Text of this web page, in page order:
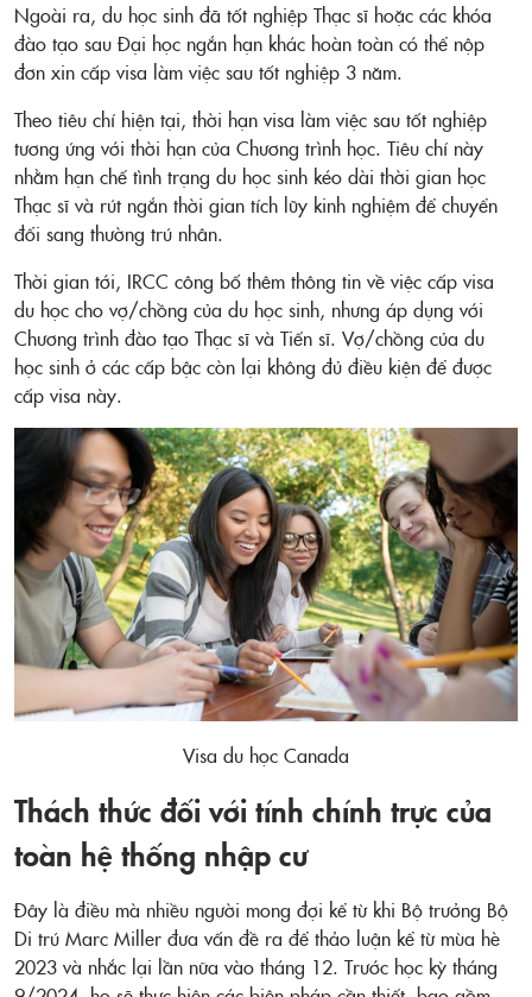
Ngoài ra, du học sinh đã tốt nghiệp Thạc sĩ hoặc các khóa
đào tạo sau Đại học ngắn hạn khác hoàn toàn có thể nộp
đơn xin cấp visa làm việc sau tốt nghiệp 3 năm.
Theo tiêu chí hiện tại, thời hạn visa làm việc sau tốt nghiệp
tương ứng với thời hạn của Chương trình học. Tiêu chí này
nhằm hạn chế tình trạng du học sinh kéo dài thời gian học
Thạc sĩ và rút ngắn thời gian tích lũy kinh nghiệm để chuyển
đổi sang thường trú nhân.
Thời gian tới, IRCC công bố thêm thông tin về việc cấp visa
du học cho vợ/chồng của du học sinh, nhưng áp dụng với
Chương trình đào tạo Thạc sĩ và Tiến sĩ. Vợ/chồng của du
học sinh ở các cấp bậc còn lại không đủ điều kiện để được
cấp visa này.
Visa du học Canada
Thách thức đối với tính chính trực của
toàn hệ thống nhập cư
Đây là điều mà nhiều người mong đợi kể từ khi Bộ trưởng Bộ
Di trú Marc Miller đưa vấn đề ra để thảo luận kể từ mùa hè
2023 và nhắc lại lần nữa vào tháng 12. Trước học kỳ tháng